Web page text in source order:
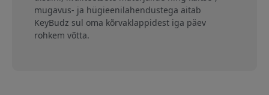
mugavus- ja hügieenilahendustega aitab
KeyBudz sul oma kõrvaklappidest iga päev
rohkem võtta.